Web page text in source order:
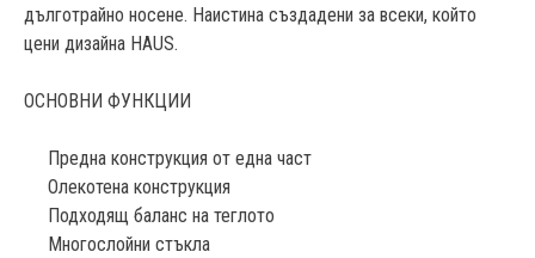
дълготрайно носене. Наистина създадени за всеки, който
цени дизайна HAUS.
ОСНОВНИ ФУНКЦИИ
Предна конструкция от една част
Олекотена конструкция
Подходящ баланс на теглото
Многослойни стъкла